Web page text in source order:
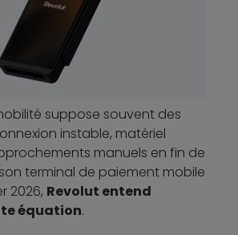
suppose souvent des
instable, matériel
manuels en fin de
terminal de paiement mobile
2026, Revolut entend
équation.